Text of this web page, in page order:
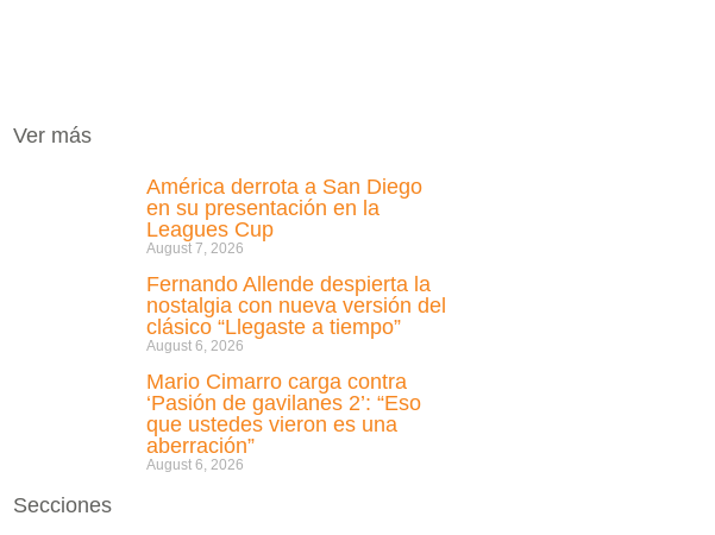
Ver más
América derrota a San Diego
en su presentación en la
Leagues Cup
August 7, 2026
Fernando Allende despierta la
nostalgia con nueva versión del
clásico “Llegaste a tiempo”
August 6, 2026
Mario Cimarro carga contra
‘Pasión de gavilanes 2’: “Eso
que ustedes vieron es una
aberración”
August 6, 2026
Secciones